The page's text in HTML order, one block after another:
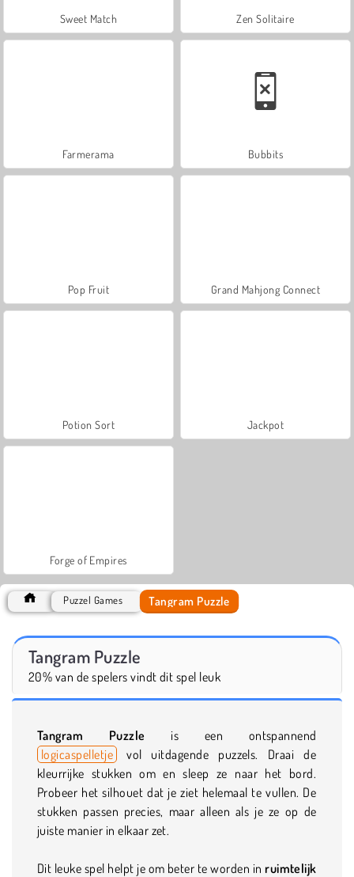
Sweet Match Zen Solitaire
Farmerama Bubbits
Pop Fruit Grand Mahjong Connect
Potion Sort Jackpot
Forge of Empires
Puzzel Games Tangram Puzzle
Tangram Puzzle
20% van de spelers vindt dit spel leuk
Tangram Puzzle is een ontspannend
logicaspelletje
vol uitdagende puzzels. Draai de
kleurrijke stukken om en sleep ze naar het bord.
Probeer het silhouet dat je ziet helemaal te vullen. De
stukken passen precies, maar alleen als je ze op de
juiste manier in elkaar zet.
Dit leuke spel helpt je om beter te worden inruimtelijk